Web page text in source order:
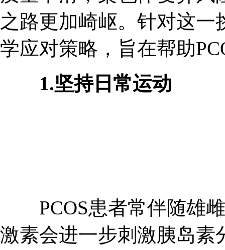
之路更加崎岖。针对这一
学应对策略，旨在帮助
1.坚持日常运动
PCOS患者常伴随雄雌
激素会进一步刺激胰岛素